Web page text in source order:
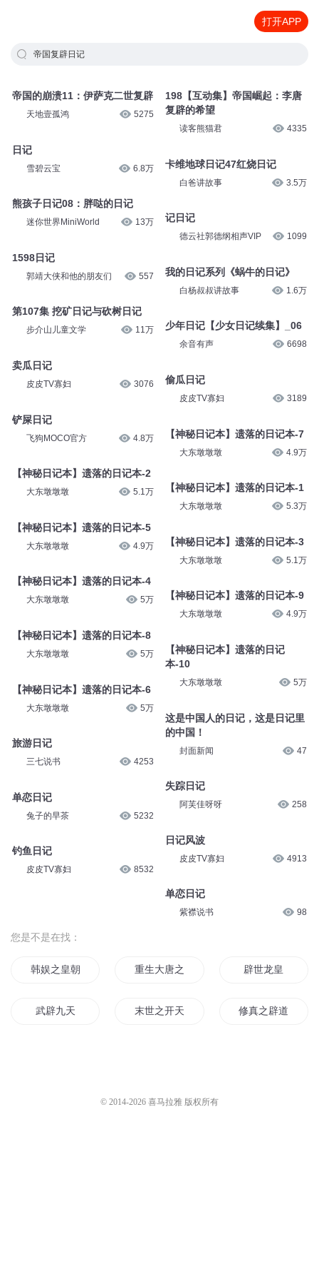
打开APP
帝国复辟日记
帝国的崩溃11：伊萨克二世复辟
天地壹孤鸿 5275
日记
雪碧云宝 6.8万
熊孩子日记08：胖哒的日记
迷你世界MiniWorld 13万
1598日记
郭靖大侠和他的朋友们 557
第107集 挖矿日记与砍树日记
步介山儿童文学 11万
卖瓜日记
皮皮TV寡妇 3076
铲屎日记
飞狗MOCO官方 4.8万
【神秘日记本】遗落的日记本-2
大东墩墩墩 5.1万
【神秘日记本】遗落的日记本-5
大东墩墩墩 4.9万
【神秘日记本】遗落的日记本-4
大东墩墩墩 5万
【神秘日记本】遗落的日记本-8
大东墩墩墩 5万
【神秘日记本】遗落的日记本-6
大东墩墩墩 5万
旅游日记
三七说书 4253
单恋日记
兔子的早茶 5232
钓鱼日记
皮皮TV寡妇 8532
198【互动集】帝国崛起：李唐
复辟的希望
读客熊猫君 4335
卡维地球日记47红烧日记
白爸讲故事 3.5万
记日记
德云社郭德纲相声VIP 1099
我的日记系列《蜗牛的日记》
白杨叔叔讲故事 1.6万
少年日记【少女日记续集】_06
余音有声 6698
偷瓜日记
皮皮TV寡妇 3189
【神秘日记本】遗落的日记本-7
大东墩墩墩 4.9万
【神秘日记本】遗落的日记本-1
大东墩墩墩 5.3万
【神秘日记本】遗落的日记本-3
大东墩墩墩 5.1万
【神秘日记本】遗落的日记本-9
大东墩墩墩 4.9万
【神秘日记本】遗落的日记
本-10
大东墩墩墩 5万
这是中国人的日记，这是日记里
的中国！
封面新闻 47
失踪日记
阿芙佳呀呀 258
日记风波
皮皮TV寡妇 4913
单恋日记
紫襟说书 98
您是不是在找：
韩娱之皇朝复辟 重生大唐之开辟仙道 辟世龙皇
武辟九天 末世之开天辟地 修真之辟道成神
© 2014-2026 喜马拉雅 版权所有